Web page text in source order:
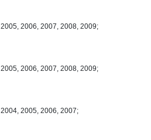
2006, 2007, 2008, 2009;
2006, 2007, 2008, 2009;
2005, 2006, 2007;